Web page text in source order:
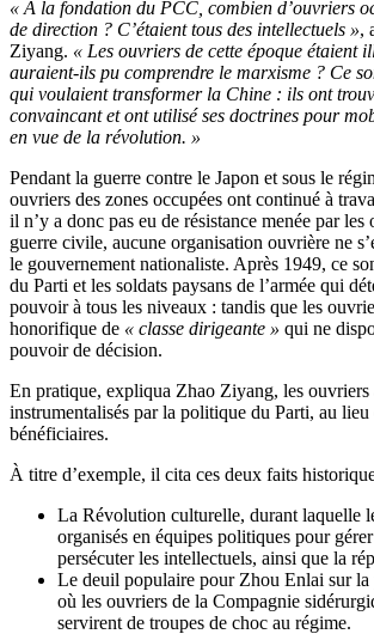
« À la fondation du PCC, combien d’ouvriers
de direction ? C’étaient tous des intellectuels »,
Ziyang. « Les ouvriers de cette époque étaient
auraient-ils pu comprendre le marxisme ? Ce
qui voulaient transformer la Chine : ils ont
convaincant et ont utilisé ses doctrines pour
en vue de la révolution. »
Pendant la guerre contre le Japon et sous le
ouvriers des zones occupées ont continué à
il n’y a donc pas eu de résistance menée par les
guerre civile, aucune organisation ouvrière ne
le gouvernement nationaliste. Après 1949, ce
du Parti et les soldats paysans de l’armée qui
pouvoir à tous les niveaux : tandis que les
honorifique de « classe dirigeante » qui ne
pouvoir de décision.
En pratique, expliqua Zhao Ziyang, les ouvriers
instrumentalisés par la politique du Parti, au lieu
bénéficiaires.
À titre d’exemple, il cita ces deux faits
La Révolution culturelle, durant laquelle
organisés en équipes politiques pour
persécuter les intellectuels, ainsi que la
Le deuil populaire pour Zhou Enlai sur la
où les ouvriers de la Compagnie
servirent de troupes de choc au régime.